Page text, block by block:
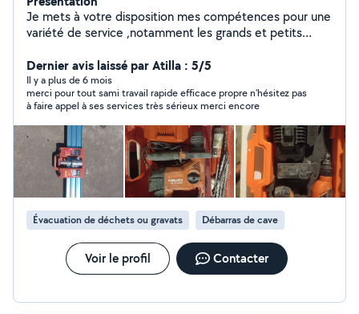
Je mets à votre disposition mes compétences pour une
variété de service ,notamment les grands et petits
services de rénovation pour maison et appartement, la
maçonnerie générales (construction de murs , enduits ,
dalles, etc....),la pose de parquets,de plaque de plâtre,
carrelage et dalle sur plots , faillance et réaliser des
salles de bain , ainsi que des compétences en bricolage.
Je suis également disponible pour la dépose et la pose
de cuisine , des travaux se démolition, le débarras
(incluant gravats, meubles,garage,maison et grenier).
Dernier avis laissé par Atilla : 5/5
Il y a plus de 6 mois
merci pour tout sami travail rapide efficace propre n'hésitez pas
à faire appel à ses services très sérieux merci encore
Évacuation de déchets ou gravats Débarras de cave
Voir le profil Contacter